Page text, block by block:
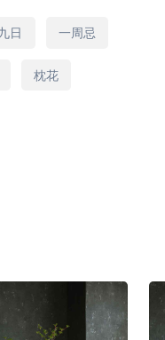
ださい。
ウト、大きさは
花店にお任せ頂
日 一周忌
枕花